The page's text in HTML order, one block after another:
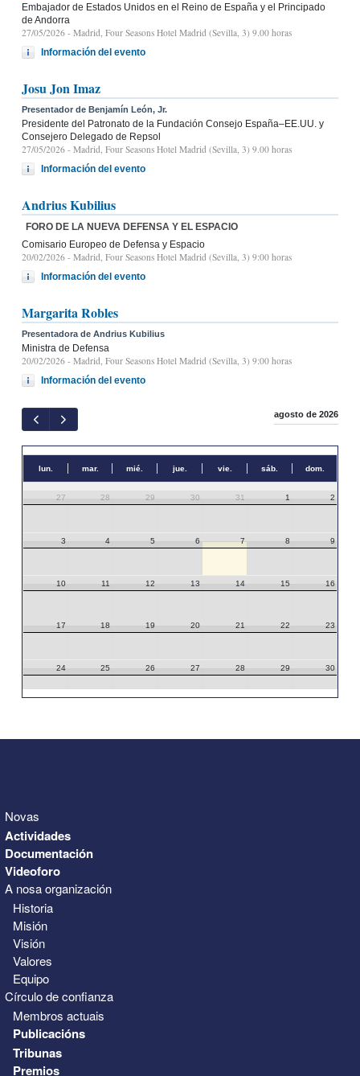
Embajador de Estados Unidos en el Reino de España y el Principado
de Andorra
27/05/2026 - Madrid, Four Seasons Hotel Madrid (Sevilla, 3) 9.00 horas
Información del evento
Josu Jon Imaz
Presentador de Benjamín León, Jr.
Presidente del Patronato de la Fundación Consejo España–EE.UU. y
Consejero Delegado de Repsol
27/05/2026 - Madrid, Four Seasons Hotel Madrid (Sevilla, 3) 9.00 horas
Información del evento
Andrius Kubilius
FORO DE LA NUEVA DEFENSA Y EL ESPACIO
Comisario Europeo de Defensa y Espacio
20/02/2026 - Madrid, Four Seasons Hotel Madrid (Sevilla, 3) 9:00 horas
Información del evento
Margarita Robles
Presentadora de Andrius Kubilius
Ministra de Defensa
20/02/2026 - Madrid, Four Seasons Hotel Madrid (Sevilla, 3) 9:00 horas
Información del evento
agosto de 2026
lun. mar. mié. jue. vie. sáb. dom.
27 28 29 30 31 1 2
3 4 5 6 7 8 9
10 11 12 13 14 15 16
17 18 19 20 21 22 23
24 25 26 27 28 29 30
Novas
Actividades
Documentación
Videoforo
A nosa organización
Historia
Misión
Visión
Valores
Equipo
Círculo de confianza
Membros actuais
Publicacións
Tribunas
Premios